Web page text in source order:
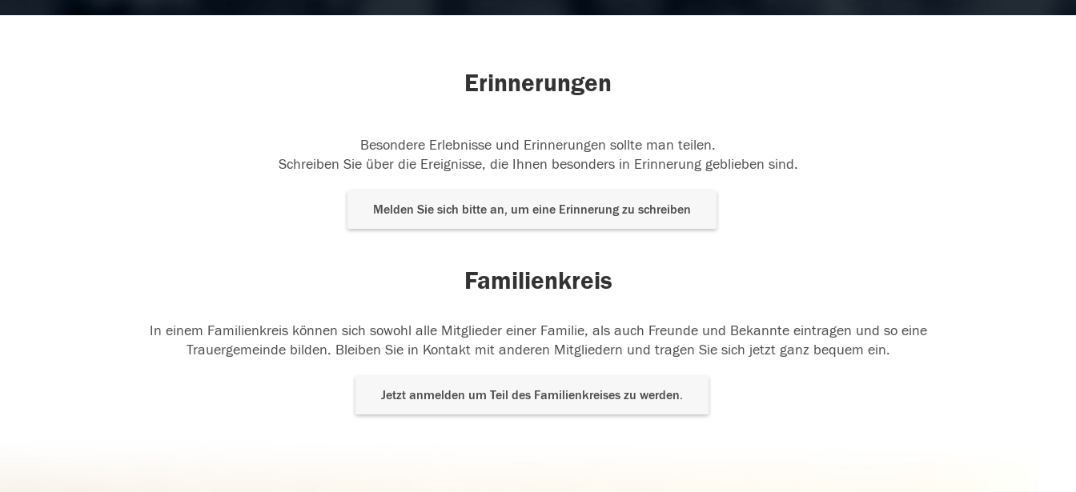
Erinnerungen
Besondere Erlebnisse und Erinnerungen sollte man teilen.
Schreiben Sie über die Ereignisse, die Ihnen besonders in Erinnerung geblieben sind.
Melden Sie sich bitte an, um eine Erinnerung zu schreiben
Familienkreis
In einem Familienkreis können sich sowohl alle Mitglieder einer Familie, als auch Freunde und Bekannte eintragen und so eine
Trauergemeinde bilden. Bleiben Sie in Kontakt mit anderen Mitgliedern und tragen Sie sich jetzt ganz bequem ein.
Jetzt anmelden um Teil des Familienkreises zu werden.